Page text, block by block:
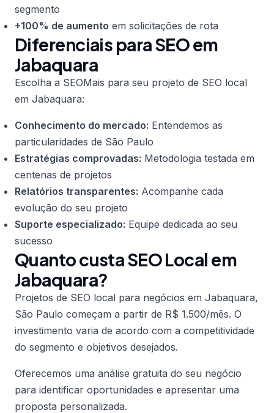
segmento
+100% de aumento em solicitações de rota
Diferenciais para SEO em
Jabaquara
Escolha a SEOMais para seu projeto de SEO local
em Jabaquara:
Conhecimento do mercado: Entendemos as
particularidades de São Paulo
Estratégias comprovadas: Metodologia testada em
centenas de projetos
Relatórios transparentes: Acompanhe cada
evolução do seu projeto
Suporte especializado: Equipe dedicada ao seu
sucesso
Quanto custa SEO Local em
Jabaquara?
Projetos de SEO local para negócios em Jabaquara,
São Paulo começam a partir de R$ 1.500/mês. O
investimento varia de acordo com a competitividade
do segmento e objetivos desejados.
Oferecemos uma análise gratuita do seu negócio
para identificar oportunidades e apresentar uma
proposta personalizada.